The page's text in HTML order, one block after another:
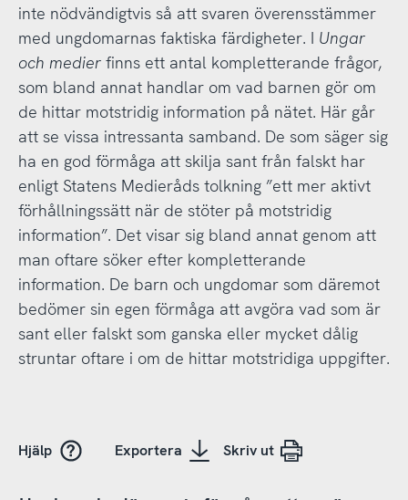
inte nödvändigtvis så att svaren överensstämmer
med ungdomarnas faktiska färdigheter. I Ungar
och medierfinns ett antal kompletterande frågor,
som bland annat handlar om vad barnen gör om
de hittar motstridig information på nätet. Här går
att se vissa intressanta samband. De som säger sig
ha en god förmåga att skilja sant från falskt har
enligt Statens Medieråds tolkning ”ett mer aktivt
förhållningssätt när de stöter på motstridig
information”. Det visar sig bland annat genom att
man oftare söker efter kompletterande
information. De barn och ungdomar som däremot
bedömer sin egen förmåga att avgöra vad som är
sant eller falskt som ganska eller mycket dålig
struntar oftare i om de hittar motstridiga uppgifter.
Hjälp Exportera Skriv ut